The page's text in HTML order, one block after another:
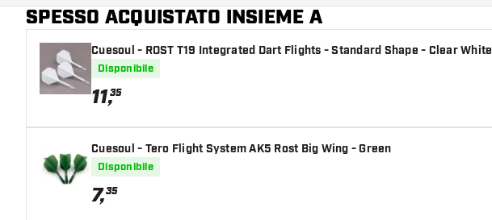
Colore principale
SPESSO ACQUISTATO INSIEME A
Cuesoul - ROST T19 Integrated Dart Flights - Standard Shape - Clear White
Disponibile
11,35
Cuesoul - Tero Flight System AK5 Rost Big Wing - Green
Disponibile
7,35